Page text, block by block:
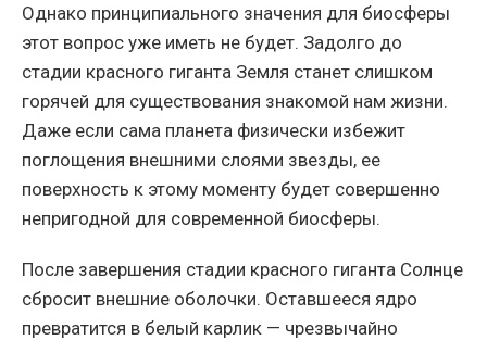
Однако принципиального значения для биосферы
этот вопрос уже иметь не будет. Задолго до
стадии красного гиганта Земля станет слишком
горячей для существования знакомой нам жизни.
Даже если сама планета физически избежит
поглощения внешними слоями звезды, ее
поверхность к этому моменту будет совершенно
непригодной для современной биосферы.
После завершения стадии красного гиганта Солнце
сбросит внешние оболочки. Оставшееся ядро
превратится в белый карлик — чрезвычайно